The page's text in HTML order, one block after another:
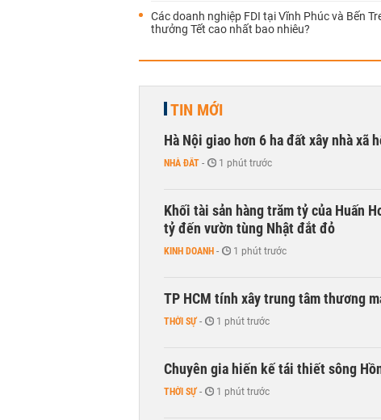
Các doanh nghiệp FDI tại Vĩnh Phúc và Bến
thưởng Tết cao nhất bao nhiêu?
TIN MỚI
Hà Nội giao hơn 6 ha đất xây nhà xã
NHÀ ĐẤT - 1 phút trước
Khối tài sản hàng trăm tỷ của Huấn
tỷ đến vườn tùng Nhật đắt đỏ
KINH DOANH - 1 phút trước
TP HCM tính xây trung tâm thương
THỜI SỰ - 1 phút trước
Chuyên gia hiến kế tái thiết sông
THỜI SỰ - 1 phút trước